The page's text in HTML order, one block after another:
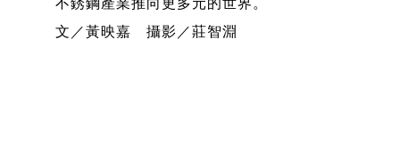
不銹鋼產業推向更多元的世界。
文／黃映嘉 攝影／莊智淵